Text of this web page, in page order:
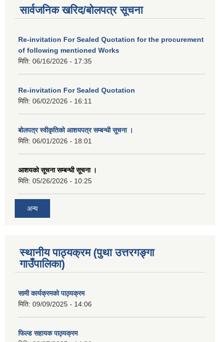
सार्वजनिक खरिद/बोलपत्र सूचना
Re-invitation For Sealed Quotation for the procurement
of following mentioned Works
मिति: 06/16/2026 - 17:35
Re-invitation For Sealed Quotation
मिति: 06/02/2026 - 16:11
बोलपत्र स्वीकृतिको आशयपत्र सम्बन्धी सूचना ।
मिति: 06/01/2026 - 18:01
आशयको सूचना सम्बन्धी सूचना ।
मिति: 05/26/2026 - 10:25
अन्य
स्थानीय पाठ्यक्रम (पुथा उत्तरगङ्गा
गाउँपालिका)
सामी कार्यक्रमको पाठ्यक्रम
मिति: 09/09/2025 - 14:06
फिल्ड सहायक पाठ्यक्रम